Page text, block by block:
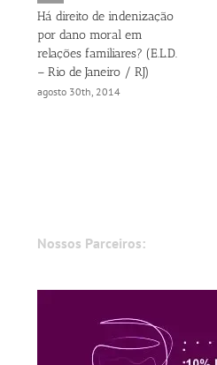
Há direito de indenização
por dano moral em
relações familiares? (E.L.D.
– Rio de Janeiro / RJ)
agosto 30th, 2014
Nossos Parceiros: